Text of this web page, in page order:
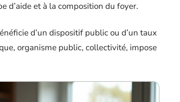
d’aide et à la composition du foyer.
d’un dispositif public ou d’un taux
organisme public, collectivité, impose